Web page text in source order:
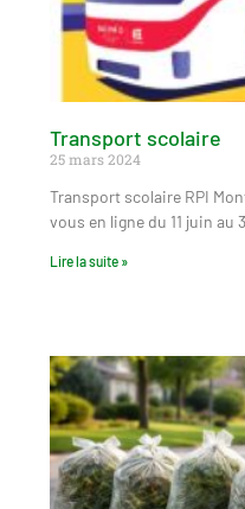
Transport scolaire
25 mars 2024
Transport scolaire RPI
vous en ligne du 11 juin au
Lire la suite »